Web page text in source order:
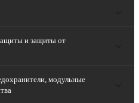
и защиты от
модульные